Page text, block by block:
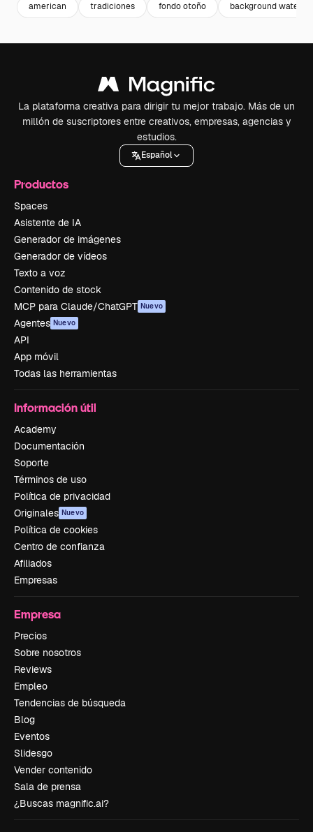
american tradiciones fondo otoño background
La plataforma creativa para dirigir tu mejor trabajo. Más de un
millón de suscriptores entre creativos, empresas, agencias y
estudios.
Español
Productos
Spaces
Asistente de IA
Generador de imágenes
Generador de vídeos
Texto a voz
Contenido de stock
MCP para Claude/ChatGPT Nuevo
Agentes Nuevo
API
App móvil
Todas las herramientas
Información útil
Academy
Documentación
Soporte
Términos de uso
Política de privacidad
Originales Nuevo
Política de cookies
Centro de confianza
Afiliados
Empresas
Empresa
Precios
Sobre nosotros
Reviews
Empleo
Tendencias de búsqueda
Blog
Eventos
Slidesgo
Vender contenido
Sala de prensa
¿Buscas magnific.ai?